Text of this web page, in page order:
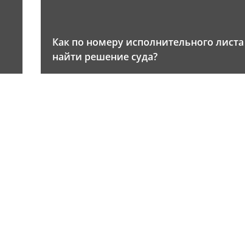
Как по номеру исполнительного листа
найти решение суда?